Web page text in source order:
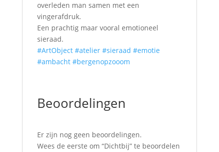
overleden man samen met een
vingerafdruk.
Een prachtig maar vooral emotioneel
sieraad.
#ArtObject #atelier #sieraad #emotie
#ambacht #bergenopzooom
Beoordelingen
Er zijn nog geen beoordelingen.
Wees de eerste om “Dichtbij” te beoordelen